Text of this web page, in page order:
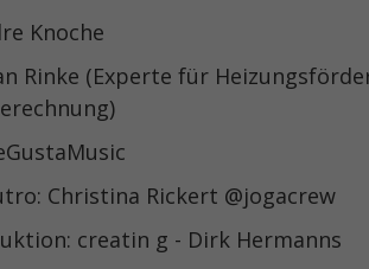
GEHEN BADEN
IN DEN FÖRDERDSCHUNGEL
Knoche
Rinke (Experte für
Christina Rickert @jogacrew
creatin g - Dirk Hermanns